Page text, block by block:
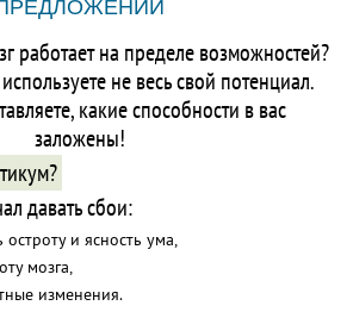
работает на пределе возможностей?
не весь свой потенциал.
какие способности в вас
заложены!
давать сбои:
и ясность ума,
мозга,
изменения.